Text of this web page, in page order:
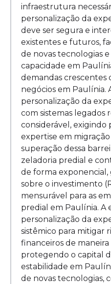
infraestrutura
personalização da
deve ser segura e
existentes e futuros,
de novas tecnologias e
capacidade em
demandas crescentes
negócios em Paulínia.
personalização da
com sistemas legados
considerável, exigindo
expertise em migração
superação dessa
zeladoria predial e
de forma
sobre o investimento
mensurável para as
predial em Paulínia. A
personalização da
sistêmico para mitigar
financeiros de
protegendo o capital
estabilidade em
de novas tecnologias,